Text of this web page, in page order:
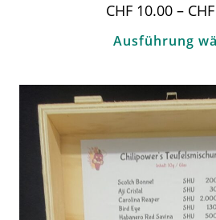
CHF10.00 – CHF
Ausführung